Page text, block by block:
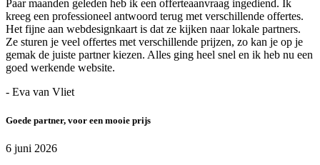
Paar maanden geleden heb ik een offerteaanvraag ingediend. Ik
kreeg een professioneel antwoord terug met verschillende offertes.
Het fijne aan webdesignkaart is dat ze kijken naar lokale partners.
Ze sturen je veel offertes met verschillende prijzen, zo kan je op je
gemak de juiste partner kiezen. Alles ging heel snel en ik heb nu een
goed werkende website.
- Eva van Vliet
Goede partner, voor een mooie prijs
6 juni 2026